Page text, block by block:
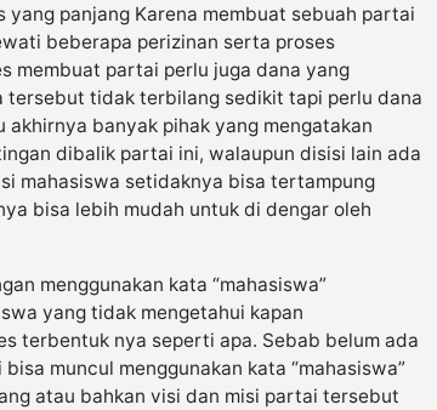
panjang Karena membuat sebuah partai
beberapa perizinan serta proses
membuat partai perlu juga dana yang
tersebut tidak terbilang sedikit tapi perlu dana
akhirnya banyak pihak yang mengatakan
dibalik partai ini, walaupun disisi lain ada
mahasiswa setidaknya bisa tertampung
bisa lebih mudah untuk di dengar oleh
menggunakan kata “mahasiswa”
yang tidak mengetahui kapan
terbentuk nya seperti apa. Sebab belum ada
muncul menggunakan kata “mahasiswa”
atau bahkan visi dan misi partai tersebut